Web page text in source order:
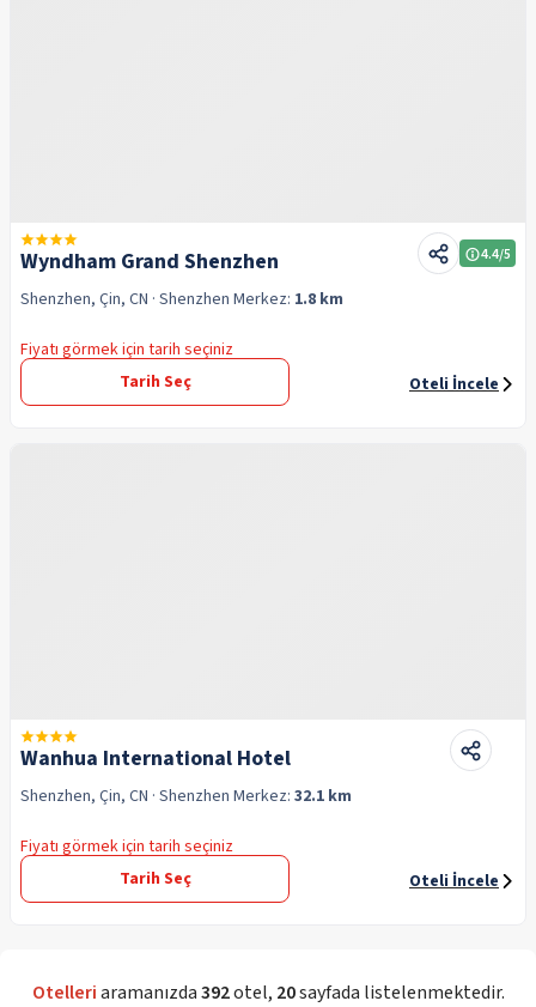
Wyndham Grand Shenzhen 4.4/5
Shenzhen, Çin, CN · Shenzhen Merkez: 1.8 km
Fiyatı görmek için tarih seçiniz
Tarih Seç
Oteli İncele
Wanhua International Hotel
Shenzhen, Çin, CN · Shenzhen Merkez: 32.1 km
Fiyatı görmek için tarih seçiniz
Tarih Seç
Oteli İncele
Otelleriaramanızda392otel, 20sayfada listelenmektedir.